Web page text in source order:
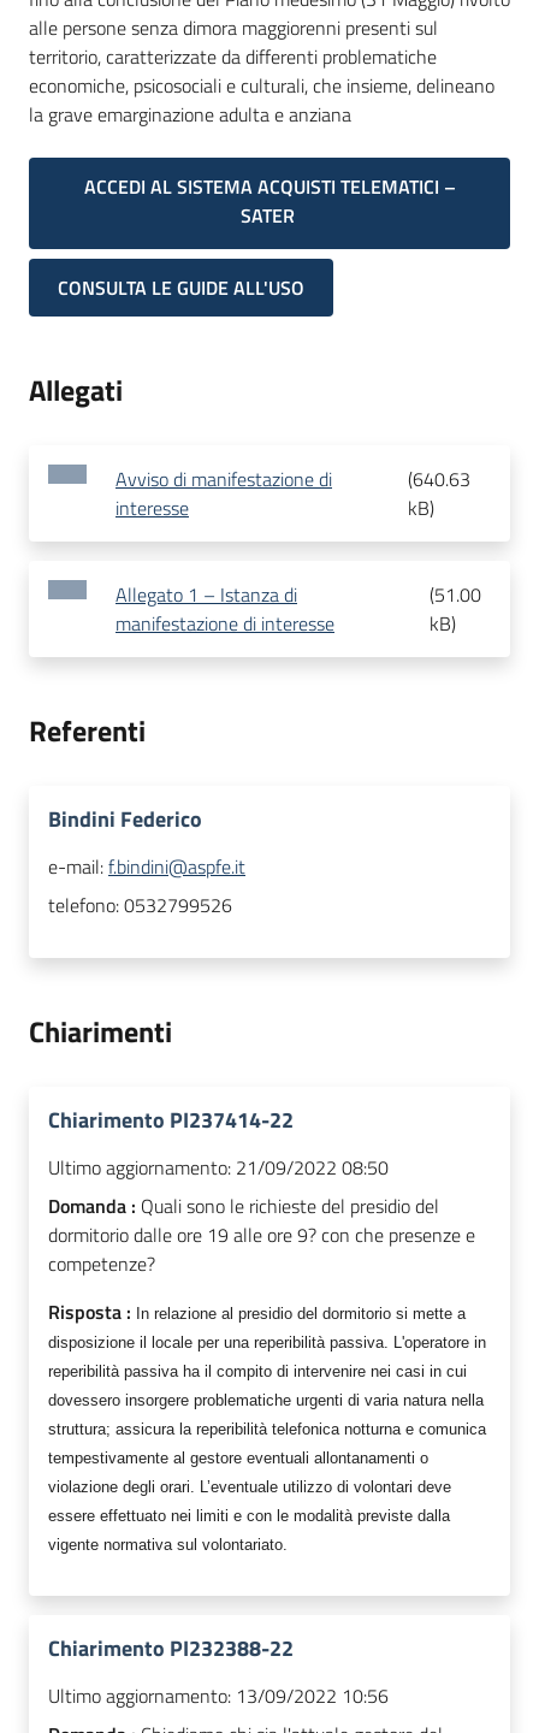
alle persone senza dimora maggiorenni presenti sul
territorio, caratterizzate da differenti problematiche
economiche, psicosociali e culturali, che insieme, delineano
la grave emarginazione adulta e anziana
ACCEDI AL SISTEMA ACQUISTI TELEMATICI –
SATER
CONSULTA LE GUIDE ALL'USO
Allegati
Avviso di manifestazione di
interesse
(640.63
kB)
Allegato 1 – Istanza di
manifestazione di interesse
(51.00
kB)
Referenti
Bindini Federico
e-mail:f.bindini@aspfe.it
telefono:0532799526
Chiarimenti
Chiarimento PI237414-22
Ultimo aggiornamento: 21/09/2022 08:50
Domanda : Quali sono le richieste del presidio del
dormitorio dalle ore 19 alle ore 9? con che presenze e
competenze?
Risposta : In relazione al presidio del dormitorio si mette a
disposizione il locale per una reperibilità passiva. L'operatore in
reperibilità passiva ha il compito di intervenire nei casi in cui
dovessero insorgere problematiche urgenti di varia natura nella
struttura; assicura la reperibilità telefonica notturna e comunica
tempestivamente al gestore eventuali allontanamenti o
violazione degli orari. L’eventuale utilizzo di volontari deve
essere effettuato nei limiti e con le modalità previste dalla
vigente normativa sul volontariato.
Chiarimento PI232388-22
Ultimo aggiornamento: 13/09/2022 10:56